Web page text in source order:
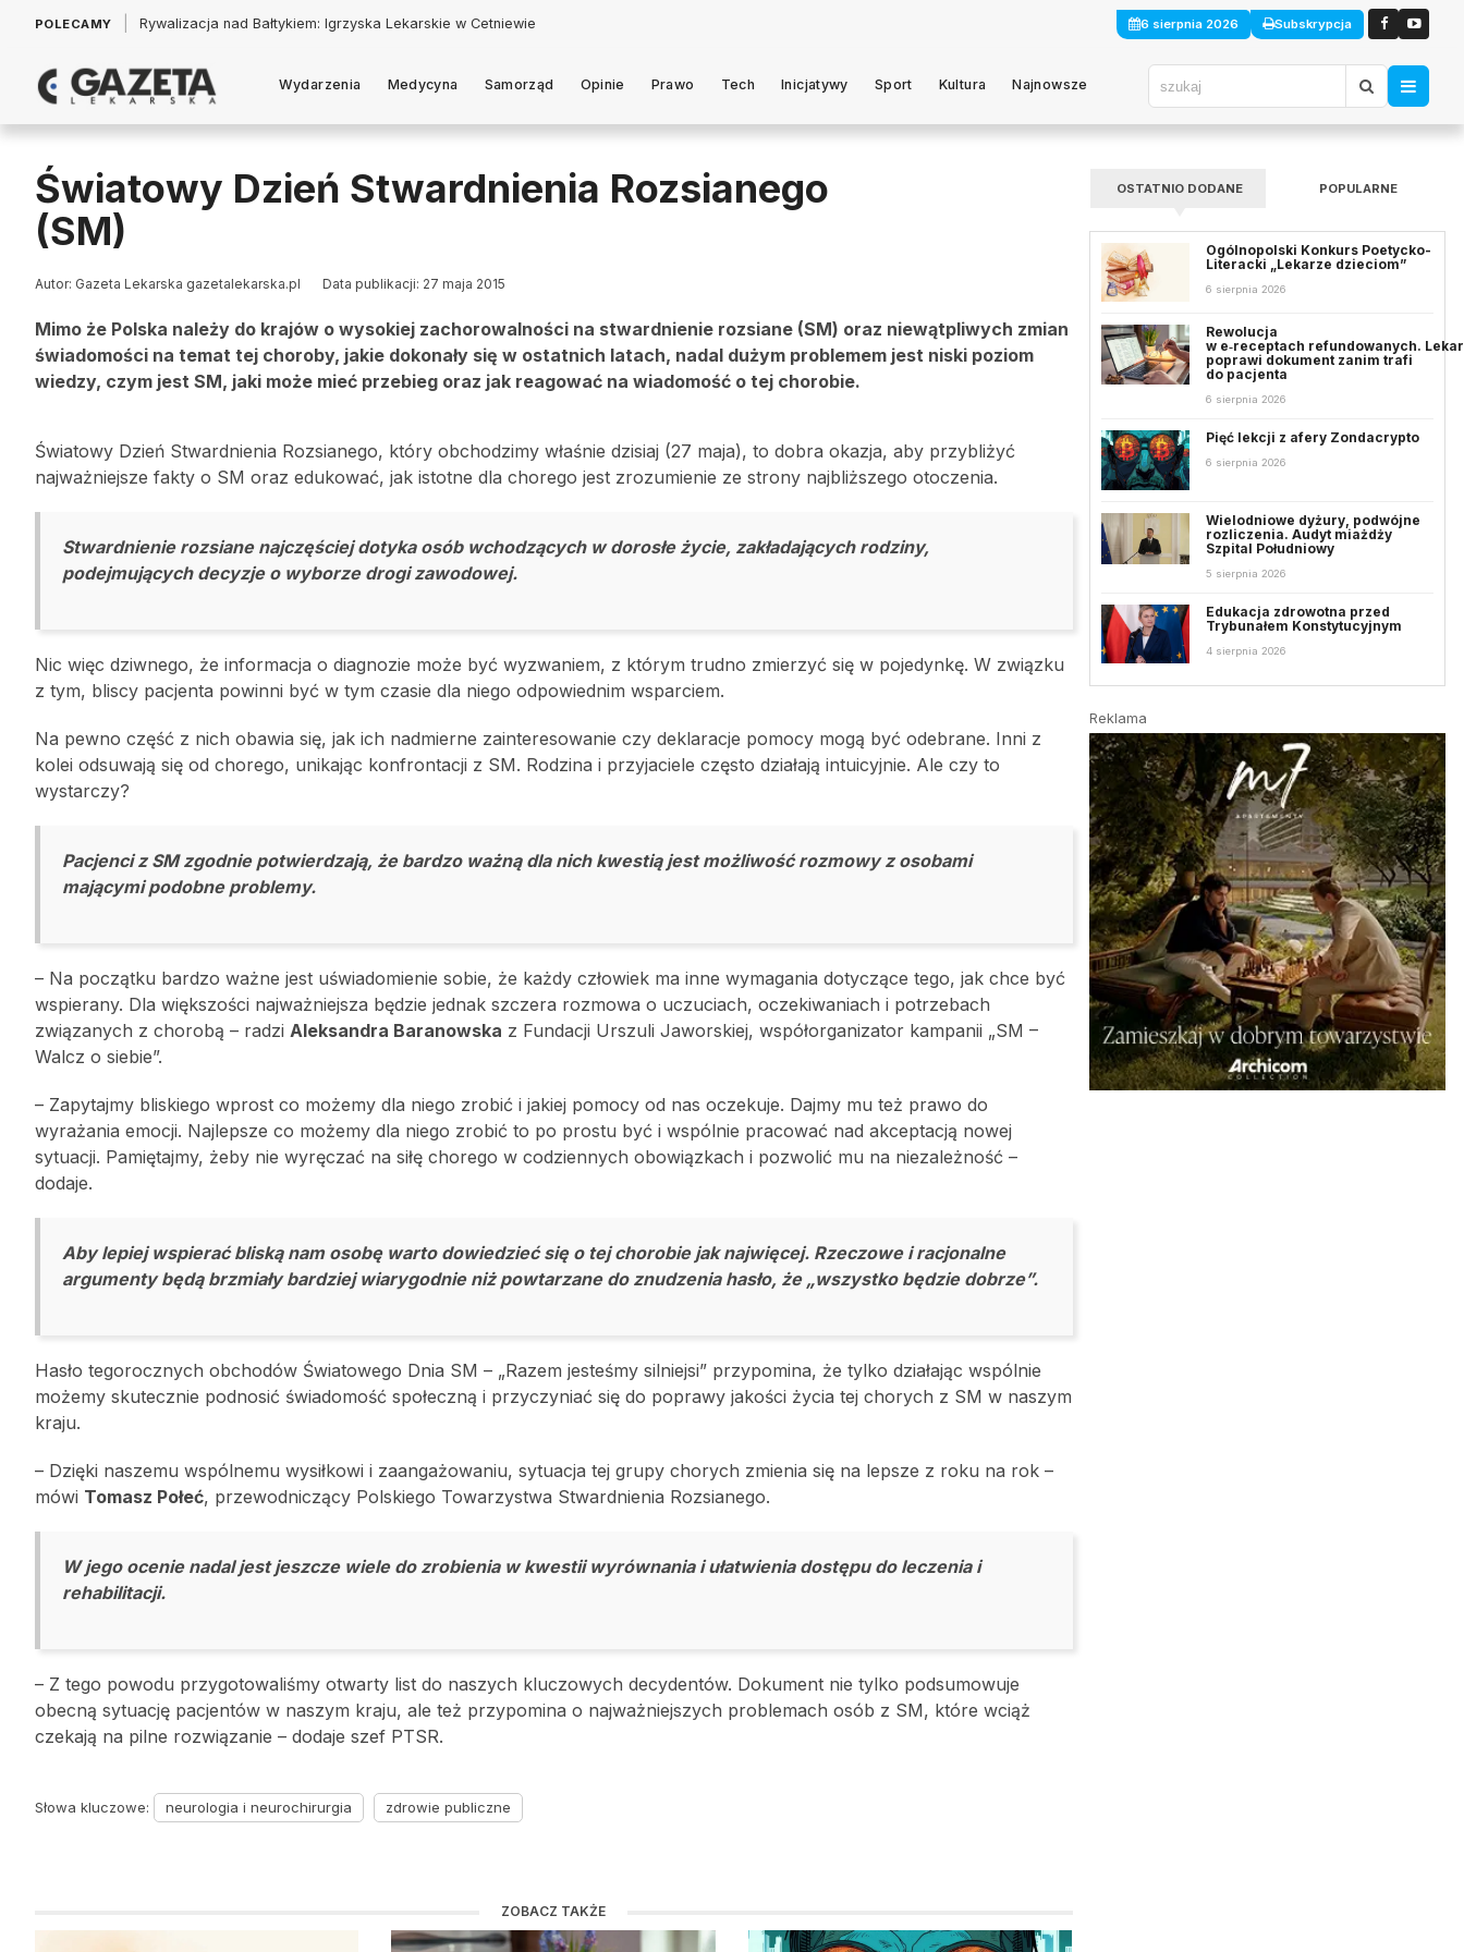
POLECAMY Łukasz Jankowski: Politycy w pogoni za króliczkiem 6 sierpnia 2026 Subskrypcja
Wydarzenia Medycyna Samorząd Opinie Prawo Tech Inicjatywy Sport Kultura Najnowsze
Światowy Dzień Stwardnienia Rozsianego
(SM)
Autor: Gazeta Lekarska gazetalekarska.pl Data publikacji: 27 maja 2015
Mimo że Polska należy do krajów o wysokiej zachorowalności na stwardnienie rozsiane (SM) oraz niewątpliwych zmian
świadomości na temat tej choroby, jakie dokonały się w ostatnich latach, nadal dużym problemem jest niski poziom
wiedzy, czym jest SM, jaki może mieć przebieg oraz jak reagować na wiadomość o tej chorobie.
Światowy Dzień Stwardnienia Rozsianego, który obchodzimy właśnie dzisiaj (27 maja), to dobra okazja, aby przybliżyć
najważniejsze fakty o SM oraz edukować, jak istotne dla chorego jest zrozumienie ze strony najbliższego otoczenia.
Stwardnienie rozsiane najczęściej dotyka osób wchodzących w dorosłe życie, zakładających rodziny,
podejmujących decyzje o wyborze drogi zawodowej.
Nic więc dziwnego, że informacja o diagnozie może być wyzwaniem, z którym trudno zmierzyć się w pojedynkę. W związku
z tym, bliscy pacjenta powinni być w tym czasie dla niego odpowiednim wsparciem.
Na pewno część z nich obawia się, jak ich nadmierne zainteresowanie czy deklaracje pomocy mogą być odebrane. Inni z
kolei odsuwają się od chorego, unikając konfrontacji z SM. Rodzina i przyjaciele często działają intuicyjnie. Ale czy to
wystarczy?
Pacjenci z SM zgodnie potwierdzają, że bardzo ważną dla nich kwestią jest możliwość rozmowy z osobami
mającymi podobne problemy.
– Na początku bardzo ważne jest uświadomienie sobie, że każdy człowiek ma inne wymagania dotyczące tego, jak chce być
wspierany. Dla większości najważniejsza będzie jednak szczera rozmowa o uczuciach, oczekiwaniach i potrzebach
związanych z chorobą – radzi Aleksandra Baranowska z Fundacji Urszuli Jaworskiej, współorganizator kampanii „SM –
Walcz o siebie”.
– Zapytajmy bliskiego wprost co możemy dla niego zrobić i jakiej pomocy od nas oczekuje. Dajmy mu też prawo do
wyrażania emocji. Najlepsze co możemy dla niego zrobić to po prostu być i wspólnie pracować nad akceptacją nowej
sytuacji. Pamiętajmy, żeby nie wyręczać na siłę chorego w codziennych obowiązkach i pozwolić mu na niezależność –
dodaje.
Aby lepiej wspierać bliską nam osobę warto dowiedzieć się o tej chorobie jak najwięcej. Rzeczowe i racjonalne
argumenty będą brzmiały bardziej wiarygodnie niż powtarzane do znudzenia hasło, że „wszystko będzie dobrze”.
Hasło tegorocznych obchodów Światowego Dnia SM – „Razem jesteśmy silniejsi” przypomina, że tylko działając wspólnie
możemy skutecznie podnosić świadomość społeczną i przyczyniać się do poprawy jakości życia tej chorych z SM w naszym
kraju.
– Dzięki naszemu wspólnemu wysiłkowi i zaangażowaniu, sytuacja tej grupy chorych zmienia się na lepsze z roku na rok –
mówi Tomasz Połeć, przewodniczący Polskiego Towarzystwa Stwardnienia Rozsianego.
W jego ocenie nadal jest jeszcze wiele do zrobienia w kwestii wyrównania i ułatwienia dostępu do leczenia i
rehabilitacji.
– Z tego powodu przygotowaliśmy otwarty list do naszych kluczowych decydentów. Dokument nie tylko podsumowuje
obecną sytuację pacjentów w naszym kraju, ale też przypomina o najważniejszych problemach osób z SM, które wciąż
czekają na pilne rozwiązanie – dodaje szef PTSR.
Słowa kluczowe: neurologia i neurochirurgia zdrowie publiczne
ZOBACZ TAKŻE
OSTATNIO DODANE POPULARNE
Ogólnopolski Konkurs Poetycko-
Literacki „Lekarze dzieciom”
6 sierpnia 2026
Rewolucja
w e‑receptach refundowanych.
poprawi dokument zanim trafi
do pacjenta
6 sierpnia 2026
Pięć lekcji z afery Zondacrypto
6 sierpnia 2026
Wielodniowe dyżury, podwójne
rozliczenia. Audyt miażdży
Szpital Południowy
5 sierpnia 2026
Edukacja zdrowotna przed
Trybunałem Konstytucyjnym
4 sierpnia 2026
Reklama